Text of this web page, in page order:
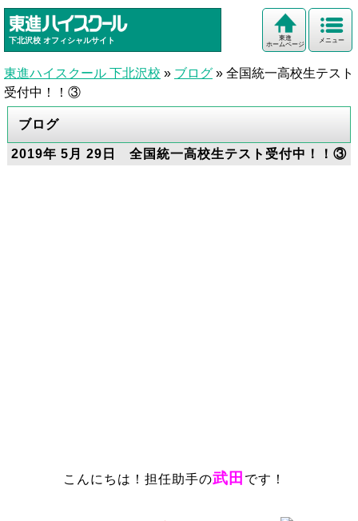
下北沢校 オフィシャルサイト メニュー
東進
ホームページ
東進ハイスクール 下北沢校 » ブログ » 全国統一高校生テスト
受付中！！③
ブログ
2019年 5月 29日 全国統一高校生テスト受付中！！③
こんにちは！担任助手の武田 です！